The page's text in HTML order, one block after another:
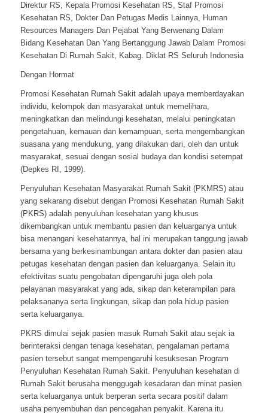
Direktur RS, Kepala Promosi Kesehatan RS, Staf Promosi
Kesehatan RS, Dokter Dan Petugas Medis Lainnya, Human
Resources Managers Dan Pejabat Yang Berwenang Dalam
Bidang Kesehatan Dan Yang Bertanggung Jawab Dalam Promosi
Kesehatan Di Rumah Sakit, Kabag. Diklat RS Seluruh Indonesia
Dengan Hormat
Promosi Kesehatan Rumah Sakit adalah upaya memberdayakan
individu, kelompok dan masyarakat untuk memelihara,
meningkatkan dan melindungi kesehatan, melalui peningkatan
pengetahuan, kemauan dan kemampuan, serta mengembangkan
suasana yang mendukung, yang dilakukan dari, oleh dan untuk
masyarakat, sesuai dengan sosial budaya dan kondisi setempat
(Depkes RI, 1999).
Penyuluhan Kesehatan Masyarakat Rumah Sakit (PKMRS) atau
yang sekarang disebut dengan Promosi Kesehatan Rumah Sakit
(PKRS) adalah penyuluhan kesehatan yang khusus
dikembangkan untuk membantu pasien dan keluarganya untuk
bisa menangani kesehatannya, hal ini merupakan tanggung jawab
bersama yang berkesinambungan antara dokter dan pasien atau
petugas kesehatan dengan pasien dan keluarganya. Selain itu
efektivitas suatu pengobatan dipengaruhi juga oleh pola
pelayanan masyarakat yang ada, sikap dan keterampilan para
pelaksananya serta lingkungan, sikap dan pola hidup pasien
serta keluarganya.
PKRS dimulai sejak pasien masuk Rumah Sakit atau sejak ia
berinteraksi dengan tenaga kesehatan, pengalaman pertama
pasien tersebut sangat mempengaruhi kesuksesan Program
Penyuluhan Kesehatan Rumah Sakit. Penyuluhan kesehatan di
Rumah Sakit berusaha menggugah kesadaran dan minat pasien
serta keluarganya untuk berperan serta secara positif dalam
usaha penyembuhan dan pencegahan penyakit. Karena itu